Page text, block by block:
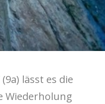
lässt es die
Wiederholung